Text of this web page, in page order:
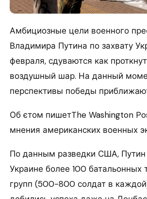
Амбициозные цели военного
Владимира Путина по захвату
февраля, сдуваются как
воздушный шар. На данный
перспективы победы
Об єтом пишетThe Washington
мнения американских военных
По данным разведки США, Путин
Украине более 100 батальонных
групп (500-800 солдат в